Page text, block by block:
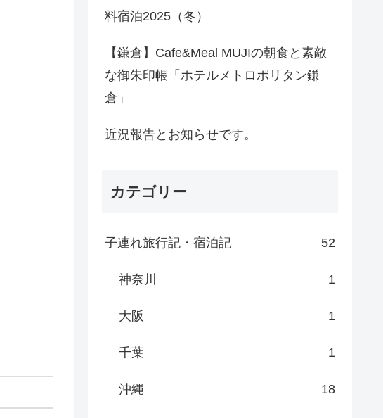
料宿泊2025（冬）
【鎌倉】Cafe&Meal MUJIの朝食と素敵
な御朱印帳「ホテルメトロポリタン鎌
倉」
近況報告とお知らせです。
カテゴリー
子連れ旅行記・宿泊記 52
神奈川 1
大阪 1
千葉 1
沖縄 18